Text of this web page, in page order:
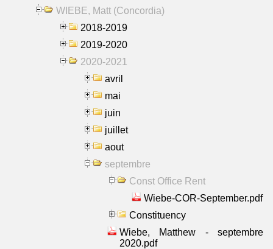
WIEBE, Matt (Concordia)
2018-2019
2019-2020
2020-2021
avril
mai
juin
juillet
aout
septembre
Const Office Rent
Wiebe-COR-September.pdf
Constituency
Wiebe, Matthew - septembre
2020.pdf